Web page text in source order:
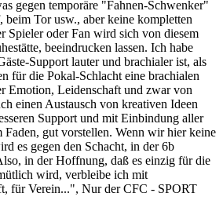
gegen temporäre "Fahnen-Schwenker"
Tor usw., aber keine kompletten
Spieler oder Fan wird sich von diesem
beeindrucken lassen. Ich habe
Support lauter und brachialer ist, als
für die Pokal-Schlacht eine brachialen
Emotion, Leidenschaft und zwar von
einen Austausch von kreativen Ideen
Support und mit Einbindung aller
Faden, gut vorstellen. Wenn wir hier keine
es gegen den Schacht, in der 6b
in der Hoffnung, daß es einzig für die
wird, verbleibe ich mit
für Verein...", Nur der CFC - SPORT